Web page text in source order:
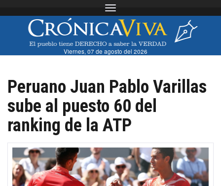
Toggle navigation
Viernes, 07 de agosto del 2026
Peruano Juan Pablo Varillas
sube al puesto 60 del
ranking de la ATP